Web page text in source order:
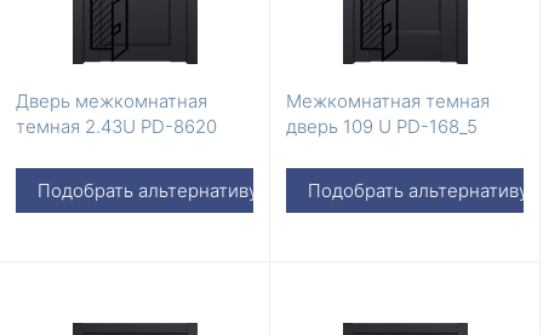
Дверь межкомнатная
темная 2.43U PD-8620
Подобрать альтернативу
Межкомнатная темная
дверь 109 U PD-168_5
Подобрать альтернативу